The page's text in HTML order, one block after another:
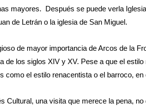
mayores. Después se puede verla
de Letrán o la iglesia de San Miguel.
de mayor importancia de Arcos de la
de los siglos XIV y XV. Pese a que el
como el estilo renacentista o el barroco,
Cultural, una visita que merece la pena,